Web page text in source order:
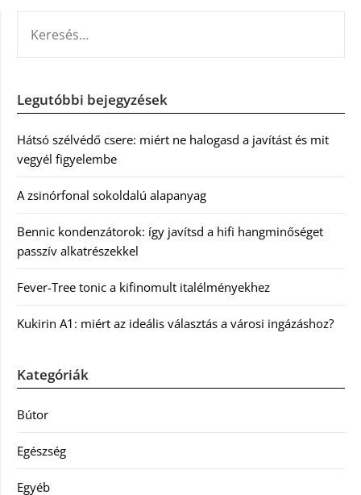
Legutóbbi bejegyzések
Hátsó szélvédő csere: miért ne halogasd a javítást és mit
vegyél figyelembe
A zsinórfonal sokoldalú alapanyag
Bennic kondenzátorok: így javítsd a hifi hangminőséget
passzív alkatrészekkel
Fever-Tree tonic a kifinomult italélményekhez
Kukirin A1: miért az ideális választás a városi ingázáshoz?
Kategóriák
Bútor
Egészség
Egyéb